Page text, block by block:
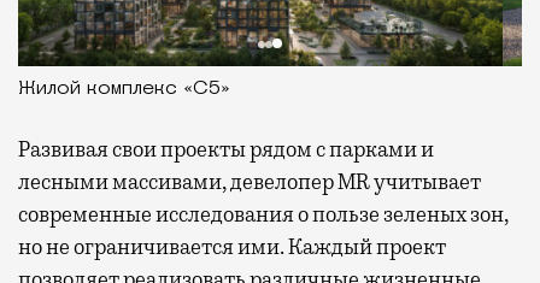
Жилой комплекс «МИРА»
Развиваясвои проекты рядом с парками и
лесными массивами, девелопер MR учитывает
современные исследования о пользе зеленых зон,
но не ограничивается ими. Каждый проект